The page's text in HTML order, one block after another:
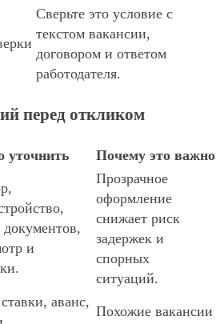
Сверьте это условие с
текстом вакансии,
договором и ответом
работодателя.
перед откликом
уточнить Почему это важно
документов,
и
Прозрачное
оформление
снижает риск
задержек и
спорных
ситуаций.
аванс,
Похожие вакансии